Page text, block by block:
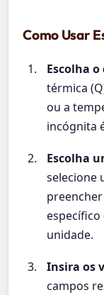
Como Usar
Escolha
térmica
ou a
incógnita
Escolha
selecione
unidade.
Insira os
campos